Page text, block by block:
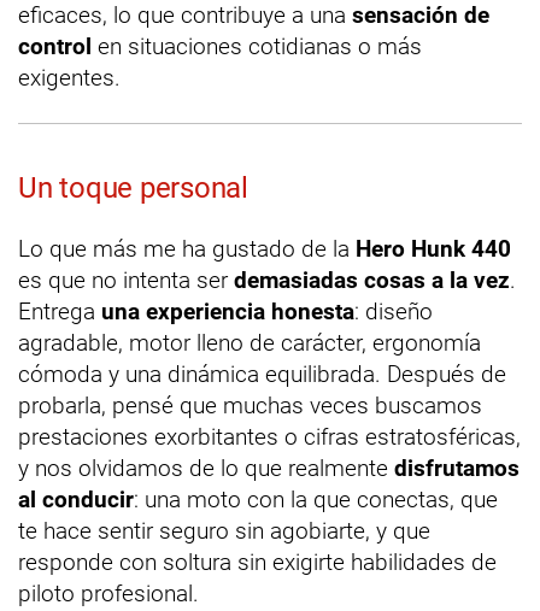
eficaces, lo que contribuye a una sensación de
control en situaciones cotidianas o más
exigentes.
Un toque personal
Lo que más me ha gustado de la Hero Hunk 440
es que no intenta ser demasiadas cosas a la vez.
Entrega una experiencia honesta: diseño
agradable, motor lleno de carácter, ergonomía
cómoda y una dinámica equilibrada. Después de
probarla, pensé que muchas veces buscamos
prestaciones exorbitantes o cifras estratosféricas,
y nos olvidamos de lo que realmente disfrutamos
al conducir: una moto con la que conectas, que
te hace sentir seguro sin agobiarte, y que
responde con soltura sin exigirte habilidades de
piloto profesional.